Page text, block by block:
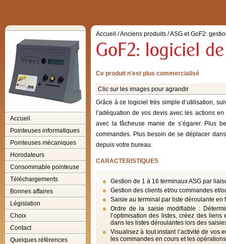
Accueil
Pointeuses informatiques
Pointeuses mécaniques
Horodateurs
Consommable pointeuse
Téléchargements
Bonnes affaires
Législation
Choix
Contact
Quelques références
Accueil /Anciens produits /ASG et GoF2:
Ce produit n'est plus commercialisé
Clic sur les images pour agrandir
Grâce à ce logiciel très simple d’utilisation,
l’adéquation de vos devis avec les actions
avec la fâcheuse manie de s’égarer. Plus
commandes. Plus besoin de se déplacer
depuis votre bureau.
CARACTERISTIQUES
Gestion de 1 à 16 terminaux ASG par
Gestion des clients et/ou commandes et/
Saisie au terminal par liste déroulante
Ordre de la saisie modifiable :
l’optimisation des listes, créez des
dans les listes déroulantes lors des
Visualisez à tout instant l’activité de vos
les commandes en cours et les